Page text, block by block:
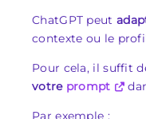
ChatGPT peut
contexte ou le
Pour cela, il suffit
votre prompt
Par exemple :